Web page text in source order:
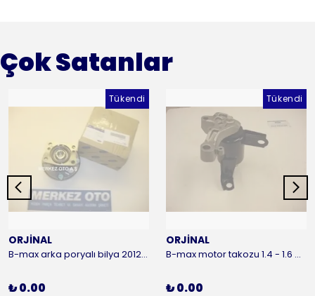
Çok Satanlar
Tükendi
ORJİNAL
B-max arka poryalı bilya 2012-2016 ORJİNAL
₺ 0.00
Tükendi
ORJİNAL
B-max motor takozu 1.4 - 1.6 benzinli 2012-2016 ORJİNAL
₺ 0.00